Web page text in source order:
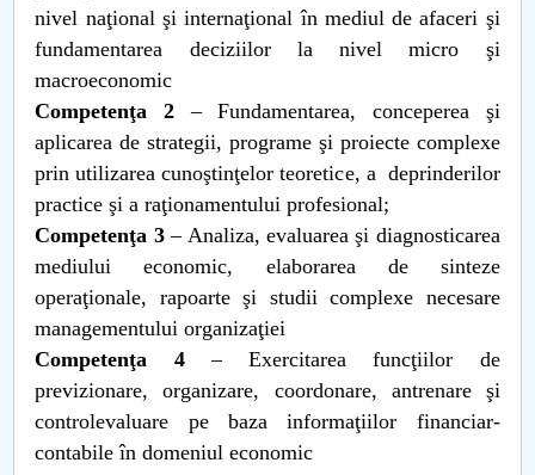
nivel naţional şi internaţional în mediul de afaceri şi
fundamentarea deciziilor la nivel micro şi
macroeconomic
Competenţa 2– Fundamentarea, conceperea şi
aplicarea de strategii, programe şi proiecte complexe
prin utilizarea cunoştinţelor teoretice, a deprinderilor
practice şi a raţionamentului profesional;
Competenţa 3– Analiza, evaluarea şi diagnosticarea
mediului economic, elaborarea de sinteze
operaţionale, rapoarte şi studii complexe necesare
managementului organizaţiei
Competenţa 4– Exercitarea funcţiilor de
previzionare, organizare, coordonare, antrenare şi
controlevaluare pe baza informaţiilor financiar-
contabile în domeniul economic